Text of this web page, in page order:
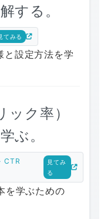
する。
てみる
設定方法を学
ック率）
ぶ。
CTR
見てみ
る
を学ぶための